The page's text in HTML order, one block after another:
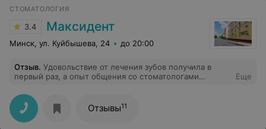
обращайтесь в другие стоматологии». Почему
администратор принимает решение за врачей или это
такое правило у клиники???
СТОМАТОЛОГИЯ
3.4 Максидент
Минск, ул. Куйбышева, 24 до 20:00
Отзыв. Удовольствие от лечения зубов получила в
первый раз, а опыт общения со стоматологами
даже не почувствовала, и потом было не больно. Мне
нарастили зуб, а я думала, что без коронки не
обойтись.СПАСИБО! Я очень благодарна Игорю
Григорьевичу за его "мягкие" руки.
Еще
Отзывы11